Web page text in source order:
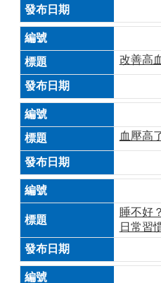
改善高
血壓高
睡不好
日常習